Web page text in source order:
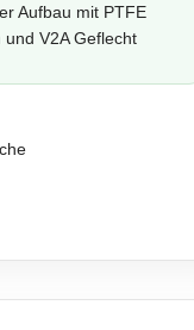
Aufbau mit PTFE
und V2A Geflecht